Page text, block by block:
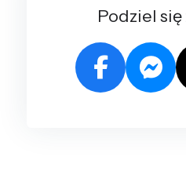
Podziel